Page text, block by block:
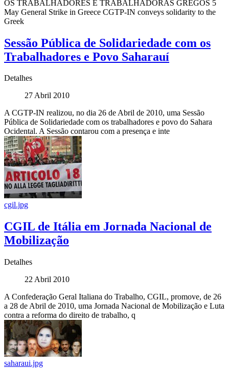
OS TRABALHADORES E TRABALHADORAS GREGOS 5
May General Strike in Greece CGTP-IN conveys solidarity to the
Greek
Sessão Pública de Solidariedade com os
Trabalhadores e Povo Saharauí
Detalhes
27 Abril 2010
A CGTP-IN realizou, no dia 26 de Abril de 2010, uma Sessão
Pública de Solidariedade com os trabalhadores e povo do Sahara
Ocidental. A Sessão contarou com a presença e inte
cgil.jpg
CGIL de Itália em Jornada Nacional de
Mobilização
Detalhes
22 Abril 2010
A Confederação Geral Italiana do Trabalho, CGIL, promove, de 26
a 28 de Abril de 2010, uma Jornada Nacional de Mobilização e Luta
contra a reforma do direito de trabalho, q
saharaui.jpg